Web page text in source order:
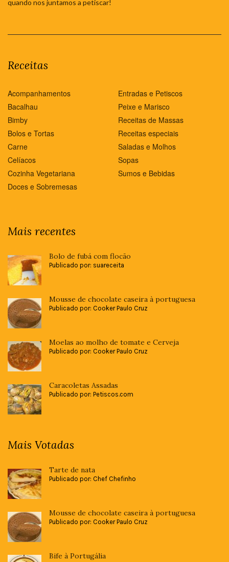
quando nos juntamos a petiscar!
Receitas
Acompanhamentos
Bacalhau
Bimby
Bolos e Tortas
Carne
Celíacos
Cozinha Vegetariana
Doces e Sobremesas
Entradas e Petiscos
Peixe e Marisco
Receitas de Massas
Receitas especiais
Saladas e Molhos
Sopas
Sumos e Bebidas
Mais recentes
Bolo de fubá com flocão
Publicado por: suareceita
Mousse de chocolate caseira à portuguesa
Publicado por: Cooker Paulo Cruz
Moelas ao molho de tomate e Cerveja
Publicado por: Cooker Paulo Cruz
Caracoletas Assadas
Publicado por: Petiscos.com
Mais Votadas
Tarte de nata
Publicado por: Chef Chefinho
Mousse de chocolate caseira à portuguesa
Publicado por: Cooker Paulo Cruz
Bife à Portugália